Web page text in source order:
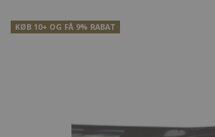
KØB 10+ OG FÅ 9% RABAT